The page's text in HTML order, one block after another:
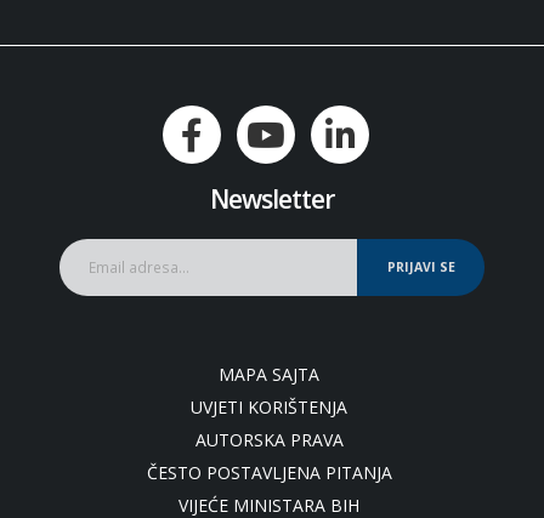
Newsletter
PRIJAVI SE
MAPA SAJTA
UVJETI KORIŠTENJA
AUTORSKA PRAVA
ČESTO POSTAVLJENA PITANJA
VIJEĆE MINISTARA BIH